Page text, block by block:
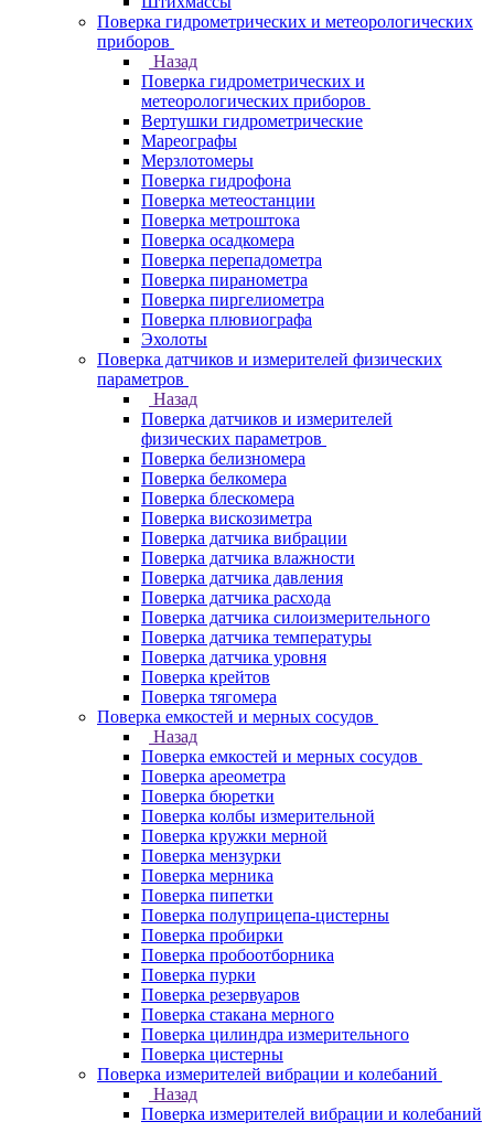
Поверка гидрометрических и метеорологических
приборов
Назад
Поверка гидрометрических и
метеорологических приборов
Вертушки гидрометрические
Мареографы
Мерзлотомеры
Поверка гидрофона
Поверка метеостанции
Поверка метроштока
Поверка осадкомера
Поверка перепадометра
Поверка пиранометра
Поверка пиргелиометра
Поверка плювиографа
Эхолоты
Поверка датчиков и измерителей физических
параметров
Назад
Поверка датчиков и измерителей
физических параметров
Поверка белизномера
Поверка белкомера
Поверка блескомера
Поверка вискозиметра
Поверка датчика вибрации
Поверка датчика влажности
Поверка датчика давления
Поверка датчика расхода
Поверка датчика силоизмерительного
Поверка датчика температуры
Поверка датчика уровня
Поверка крейтов
Поверка тягомера
Поверка емкостей и мерных сосудов
Назад
Поверка емкостей и мерных сосудов
Поверка ареометра
Поверка бюретки
Поверка колбы измерительной
Поверка кружки мерной
Поверка мензурки
Поверка мерника
Поверка пипетки
Поверка полуприцепа-цистерны
Поверка пробирки
Поверка пробоотборника
Поверка пурки
Поверка резервуаров
Поверка стакана мерного
Поверка цилиндра измерительного
Поверка цистерны
Поверка измерителей вибрации и колебаний
Назад
Поверка измерителей вибрации и колебаний